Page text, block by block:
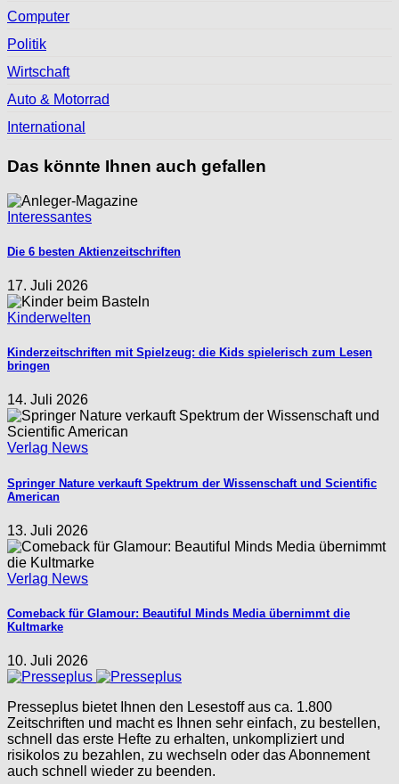
Computer
Politik
Wirtschaft
Auto & Motorrad
International
Das könnte Ihnen auch gefallen
Interessantes
Die 6 besten Aktienzeitschriften
17. Juli 2026
Kinderwelten
Kinderzeitschriften mit Spielzeug: die Kids spielerisch zum Lesen
bringen
14. Juli 2026
Verlag News
Springer Nature verkauft Spektrum der Wissenschaft und Scientific
American
13. Juli 2026
Verlag News
Comeback für Glamour: Beautiful Minds Media übernimmt die
Kultmarke
10. Juli 2026
Presseplus bietet Ihnen den Lesestoff aus ca. 1.800
Zeitschriften und macht es Ihnen sehr einfach, zu bestellen,
schnell das erste Hefte zu erhalten, unkompliziert und
risikolos zu bezahlen, zu wechseln oder das Abonnement
auch schnell wieder zu beenden.